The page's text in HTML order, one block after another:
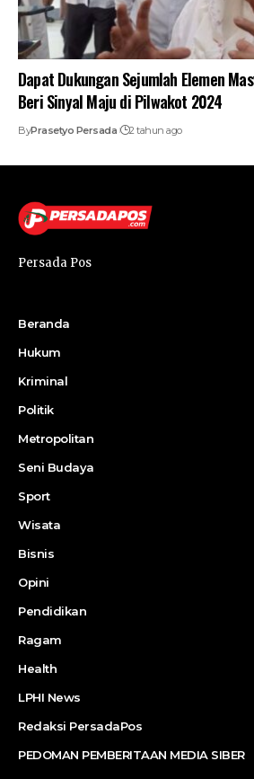
Dapat Dukungan Sejumlah Elemen
Beri Sinyal Maju di Pilwakot 2024
ByPrasetyo Persada 2 tahun ago
Persada Pos
Beranda
Hukum
Kriminal
Politik
Metropolitan
Seni Budaya
Sport
Wisata
Bisnis
Opini
Pendidikan
Ragam
Health
LPHI News
Redaksi PersadaPos
PEDOMAN PEMBERITAAN MEDIA SIBER